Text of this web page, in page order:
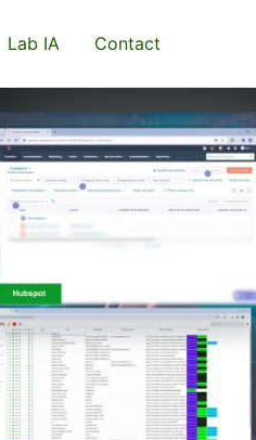
Lab IA Contact